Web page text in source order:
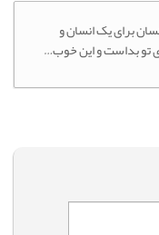
برای یک انسان و
تو بداست و این خوب…